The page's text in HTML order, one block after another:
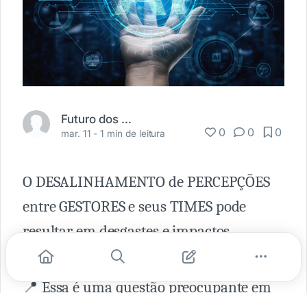
Futuro dos Negócios
mar. 11 -1 min de leitura 0 0 0
O DESALINHAMENTO de PERCEPÇÕES
entre GESTORES e seus TIMES pode
resultar em desgastes e impactos
negativos na estratégia do negócio.
📍 Essa é uma questão preocupante em